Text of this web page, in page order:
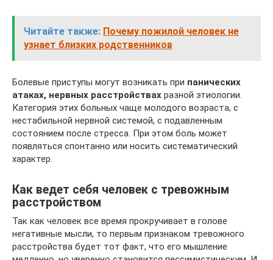
Читайте также: Почему пожилой человек не
узнает близких родственников
Болевые приступы могут возникать при панических
атаках, нервных расстройствах разной этиологии.
Категория этих больных чаще молодого возраста, с
нестабильной нервной системой, с подавленным
состоянием после стресса. При этом боль может
появляться спонтанно или носить систематический
характер.
Как ведет себя человек с тревожным
расстройством
Так как человек все время прокручивает в голове
негативные мысли, то первым признаком тревожного
расстройства будет тот факт, что его мышление